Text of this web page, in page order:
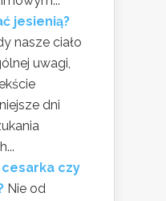
jesienią?
nasze ciało
uwagi,
dni
czy
Nie od